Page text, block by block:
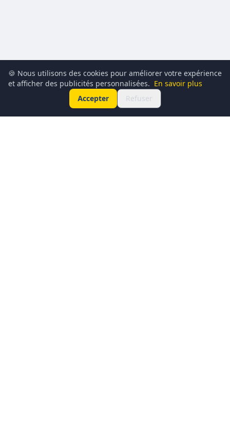
🍪 Nous utilisons des cookies pour améliorer votre expérience
et afficher des publicités personnalisées. En savoir plus
Accepter
Refuser